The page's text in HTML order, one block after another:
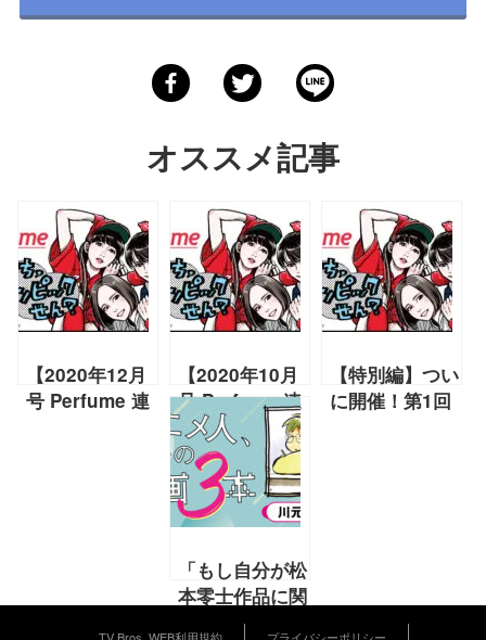
オススメ記事
【2020年12月
号 Perfume 連
【2020年10月
号 Perfume 連
載】「”P.O.P”
Festival（Perfume
Online
Present
Festival）」
（前編）『たち
まち、語リンピ
ックせん？』
【特別編】つい
に開催！第1回
「もし自分が松
本零士作品に関
わることになっ
TV Bros. WEB利用規約 プライバシーポリシー